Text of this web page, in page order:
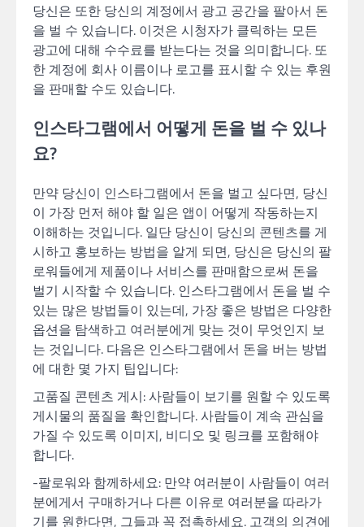
당신은 또한 당신의 계정에서 광고 공간을 팔아서 돈
을 벌 수 있습니다. 이것은 시청자가 클릭하는 모든
광고에 대해 수수료를 받는다는 것을 의미합니다. 또
한 계정에 회사 이름이나 로고를 표시할 수 있는 후원
을 판매할 수도 있습니다.
인스타그램에서 어떻게 돈을 벌 수 있나
요?
만약 당신이 인스타그램에서 돈을 벌고 싶다면, 당신
이 가장 먼저 해야 할 일은 앱이 어떻게 작동하는지
이해하는 것입니다. 일단 당신이 당신의 콘텐츠를 게
시하고 홍보하는 방법을 알게 되면, 당신은 당신의 팔
로워들에게 제품이나 서비스를 판매함으로써 돈을
벌기 시작할 수 있습니다. 인스타그램에서 돈을 벌 수
있는 많은 방법들이 있는데, 가장 좋은 방법은 다양한
옵션을 탐색하고 여러분에게 맞는 것이 무엇인지 보
는 것입니다. 다음은 인스타그램에서 돈을 버는 방법
에 대한 몇 가지 팁입니다:
고품질 콘텐츠 게시: 사람들이 보기를 원할 수 있도록
게시물의 품질을 확인합니다. 사람들이 계속 관심을
가질 수 있도록 이미지, 비디오 및 링크를 포함해야
합니다.
-팔로워와 함께하세요: 만약 여러분이 사람들이 여러
분에게서 구매하거나 다른 이유로 여러분을 따라가
기를 원한다면, 그들과 꼭 접촉하세요. 고객의 의견에